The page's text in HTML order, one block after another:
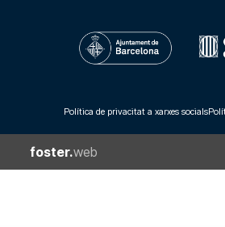
Política de privacitat a xarxes socials
foster.web